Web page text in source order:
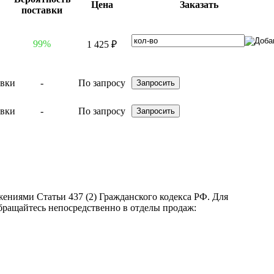
поставки
Цена Заказать
99% 1 425 ₽
- По запросу
-
По запросу
Статьи 437 (2) Гражданского кодекса РФ. Для
непосредственно в отделы продаж: